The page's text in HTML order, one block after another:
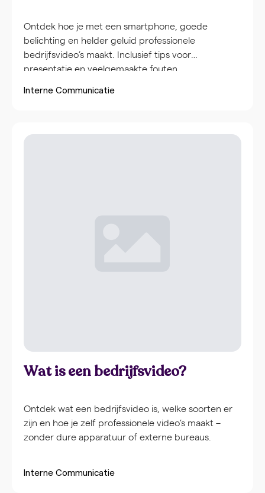
Ontdek hoe je met een smartphone, goede
belichting en helder geluid professionele
bedrijfsvideo’s maakt. Inclusief tips voor
presentatie en veelgemaakte fouten.
Interne Communicatie
Wat is een bedrijfsvideo?
Ontdek wat een bedrijfsvideo is, welke soorten er
zijn en hoe je zelf professionele video’s maakt –
zonder dure apparatuur of externe bureaus.
Interne Communicatie